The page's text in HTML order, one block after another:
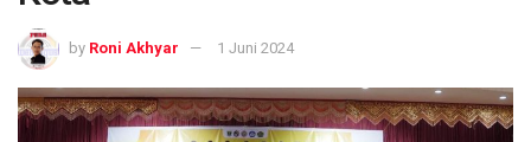
by Roni Akhyar 1 Juni 2024